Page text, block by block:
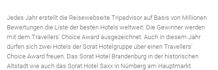
Jedes Jahr erstellt die Reisewebseite Tripadvisor auf Basis von Millionen
Bewertungen die Liste der besten Hotels weltweit. Die Gewinner werden
mit dem Travellers' Choice Award ausgezeichnet. Auch in diesem Jahr
dürfen sich zwei Hotels der Sorat Hotelgruppe über einen Travellers‘
Choice Award freuen. Das Sorat Hotel Brandenburg in der historischen
Altstadt wie auch das Sorat Hotel Saxx in Nürnberg am Hauptmarkt